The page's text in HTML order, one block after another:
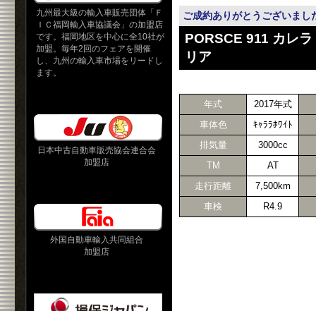
九州最大級の輸入車販売団体「Ｆ
ＩＣ福岡輸入車協議会」の加盟店
です。福岡地区を中心に全10社が
加盟。毎年2回のフェアを開催
し、九州の輸入車市場をリードし
ます。
日本中古自動車販売協会連合会
加盟店
外国自動車輸入共同組合
加盟店
ご成約ありがとうござい
PORSCE 911 カレ
リア
年式
2017年式
車体色
ｷｬﾗﾗﾎﾜｲﾄ
排気量
3000cc
TM
AT
走行距離
7,500km
車検
R4.9